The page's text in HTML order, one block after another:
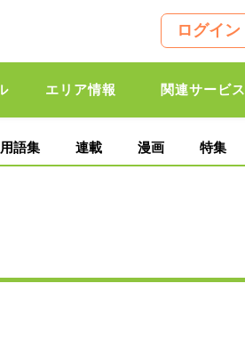
ログイン
エリア情報 関連サービス
語集 連載 漫画 特集